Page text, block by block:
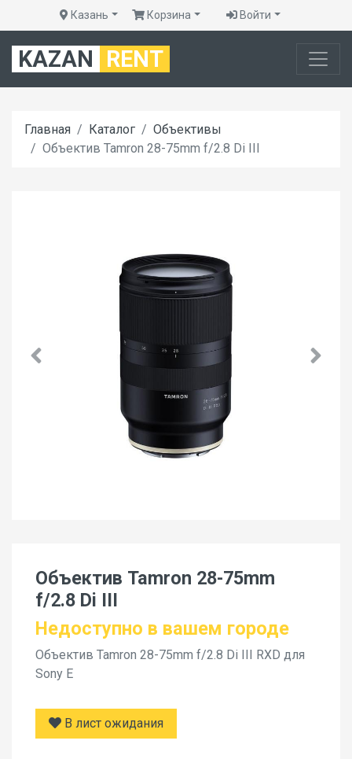
Казань Корзина Войти
KAZAN RENT
Главная Каталог
Объективы
Объектив Tamron 28-75mm f/2.8 Di III
Объектив Tamron 28-75mm
f/2.8 Di III
Недоступно в вашем городе
Объектив Tamron 28-75mm f/2.8 Di III RXD для
Sony E
В лист ожидания